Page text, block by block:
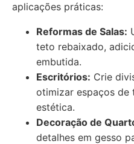
aplicações práticas:
Reformas de Salas:
teto rebaixado,
embutida.
Escritórios: Crie
otimizar espaços de
estética.
Decoração de
detalhes em gesso